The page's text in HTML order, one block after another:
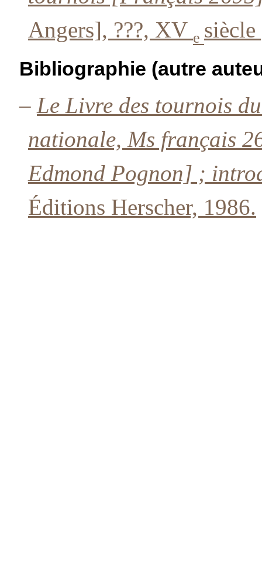
Angers], ???, XV e
Bibliographie (autre
– Le Livre des tournois
nationale, Ms français
Edmond Pognon] ;
Éditions Herscher, 1986.